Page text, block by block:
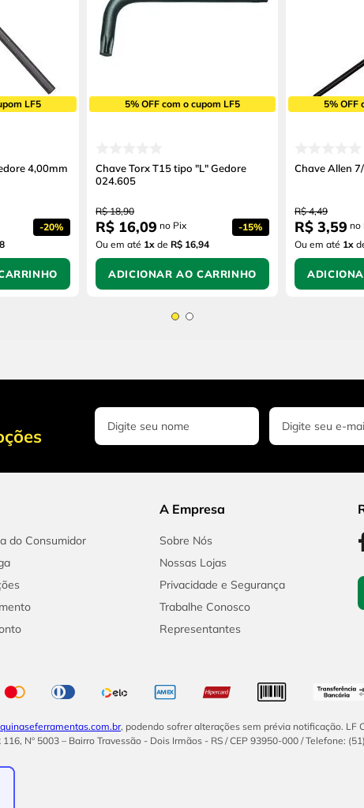
LF5
4,00mm
-20%
5% OFF com o cupom LF5
Chave Torx T15 tipo "L" Gedore
024.605
R$ 18,90
R$ 16,09 no Pix -15%
Ou em até 1x de R$ 16,94
ADICIONAR AO CARRINHO
5% OFF
Chave Allen
R$ 4,49
R$ 3,59 no
Ou em até 1x
do Consumidor
A Empresa
Sobre Nós
Nossas Lojas
Privacidade e Segurança
Trabalhe Conosco
Representantes
, podendo sofrer alterações sem prévia notificação. LF
116, Nº 5003 – Bairro Travessão - Dois Irmãos - RS / CEP 93950-000 / Telefone: